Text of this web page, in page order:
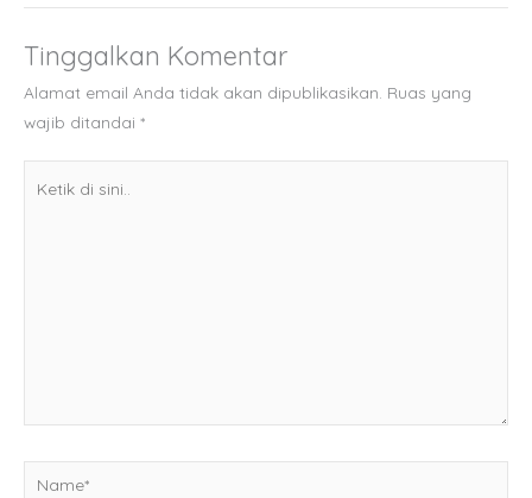
Tinggalkan Komentar
Alamat email Anda tidak akan dipublikasikan. Ruas yang
wajib ditandai *